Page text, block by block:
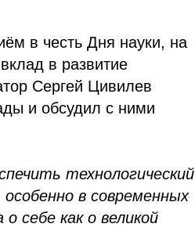
в честь Дня науки, на
в развитие
Сергей Цивилев
и обсудил с ними
технологический
в современных
себе как о великой